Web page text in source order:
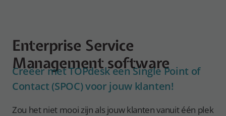
Enterprise Service
Management software
Creëer met TOPdesk een Single Point of
Contact (SPOC) voor jouw klanten!
Zou het niet mooi zijn als jouw klanten vanuit één plek